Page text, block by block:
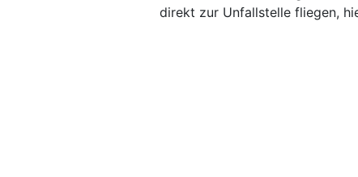
direkt zur Unfallstelle fliegen,